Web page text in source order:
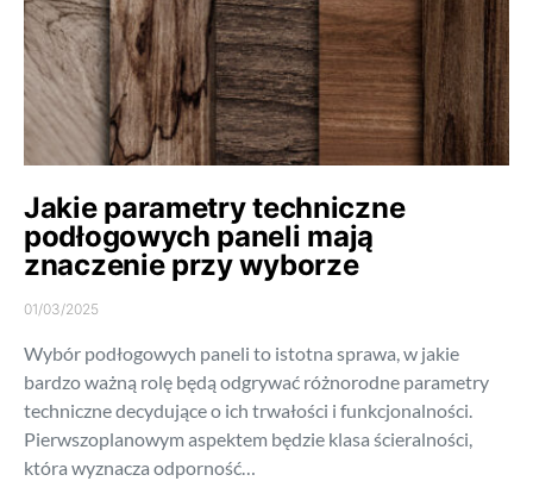
Jakie parametry techniczne
podłogowych paneli mają
znaczenie przy wyborze
01/03/2025
Wybór podłogowych paneli to istotna sprawa, w jakie
bardzo ważną rolę będą odgrywać różnorodne parametry
techniczne decydujące o ich trwałości i funkcjonalności.
Pierwszoplanowym aspektem będzie klasa ścieralności,
która wyznacza odporność…